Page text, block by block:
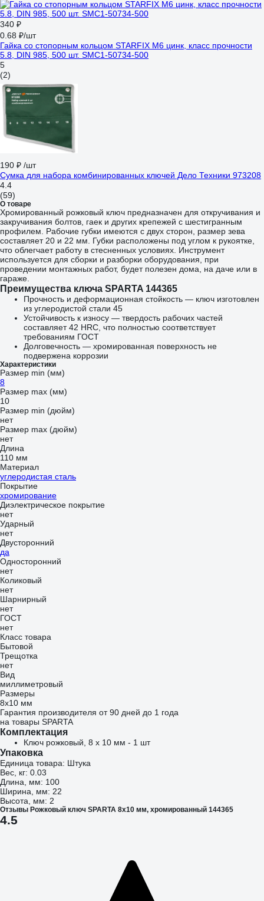
340 ₽
0.68 ₽/шт
Гайка со стопорным кольцом STARFIX М6 цинк, класс прочности
5.8, DIN 985, 500 шт. SMC1-50734-500
5
(2)
190 ₽ /шт
Сумка для набора комбинированных ключей Дело Техники 973208
4.4
(59)
О товаре
Хромированный рожковый ключ предназначен для откручивания и
закручивания болтов, гаек и других крепежей с шестигранным
профилем. Рабочие губки имеются с двух сторон, размер зева
составляет 20 и 22 мм. Губки расположены под углом к рукоятке,
что облегчает работу в стесненных условиях. Инструмент
используется для сборки и разборки оборудования, при
проведении монтажных работ, будет полезен дома, на даче или в
гараже.
Преимущества ключа SPARTA 144365
Прочность и деформационная стойкость — ключ изготовлен
из углеродистой стали 45
Устойчивость к износу — твердость рабочих частей
составляет 42 HRC, что полностью соответствует
требованиям ГОСТ
Долговечность — хромированная поверхность не
подвержена коррозии
Характеристики
Размер min (мм)
8
Размер max (мм)
10
Размер min (дюйм)
нет
Размер max (дюйм)
нет
Длина
110 мм
Материал
углеродистая сталь
Покрытие
хромирование
Диэлектрическое покрытие
нет
Ударный
нет
Двусторонний
да
Односторонний
нет
Коликовый
нет
Шарнирный
нет
ГОСТ
нет
Класс товара
Бытовой
Трещотка
нет
Вид
миллиметровый
Размеры
8х10 мм
Гарантия производителя от 90 дней до 1 года
на товары SPARTA
Комплектация
Ключ рожковый, 8 х 10 мм - 1 шт
Упаковка
Единица товара: Штука
Вес, кг: 0.03
Длина, мм: 100
Ширина, мм: 22
Высота, мм: 2
Отзывы Рожковый ключ SPARTA 8x10 мм, хромированный 144365
4.5